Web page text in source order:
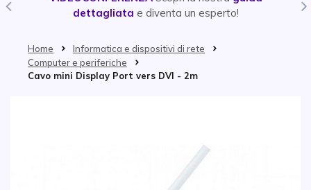
dettagliata e diventa un esperto!
Home
Informatica e dispositivi di rete
Computer e periferiche
Cavo mini Display Port vers DVI - 2m